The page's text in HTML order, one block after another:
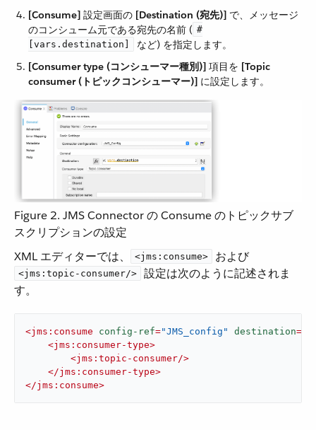
[Consume] ​ 設定画面の ​ [Destination (宛先)] ​ で、メッセージ
のコンシューム元である宛先の名前 (​ #
[vars.destination]
​ など) を指定します。
[Consumer type (コンシューマー種別)] ​ 項目を ​ [Topic
consumer (トピックコンシューマー)] ​ に設定します。
Figure 2. JMS Connector の Consume のトピックサブ
スクリプションの設定
XML エディターでは、​
<jms:consume> ​ および ​
<jms:topic-consumer/>
​ 設定は次のように記述されま
す。
<jms:consume config-ref="JMS_config" destination=
<jms:consumer-type>
<jms:topic-consumer/>
</jms:consumer-type>
</jms:consume>